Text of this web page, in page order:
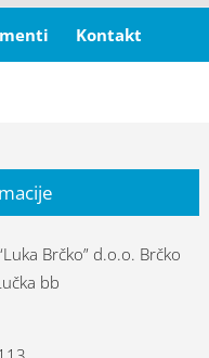
Kontakt
Brčko” d.o.o. Brčko
bb